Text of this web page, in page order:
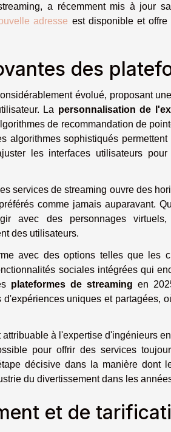
a récemment mis à jour
adresse est disponible et
des
évolué, proposant
La personnalisation de
de recommandation de
algorithmes sophistiqués
les interfaces utilisateurs
services de streaming ouvre des
comme jamais auparavant.
avec des personnages virtuels,
des utilisateurs.
avec des options telles que les
sociales intégrées qui
plateformes de streaming en
uniques et partagées,
à l'expertise d'ingénieurs
pour offrir des services
décisive dans la manière dont
du divertissement dans les
et de